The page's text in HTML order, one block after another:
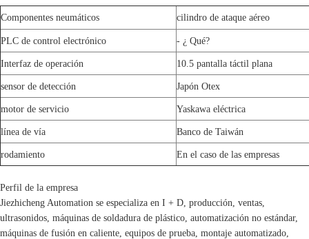
Componentes neumáticos cilindro de ataque aéreo
PLC de control electrónico - ¿ Qué?
Interfaz de operación 10.5 pantalla táctil plana
sensor de detección Japón Otex
motor de servicio Yaskawa eléctrica
línea de vía Banco de Taiwán
rodamiento En el caso de las empresas
Perfil de la empresa
Jiezhicheng Automation se especializa en I + D, producción, ventas,
ultrasonidos, máquinas de soldadura de plástico, automatización no estándar,
máquinas de fusión en caliente, equipos de prueba, montaje automatizado,